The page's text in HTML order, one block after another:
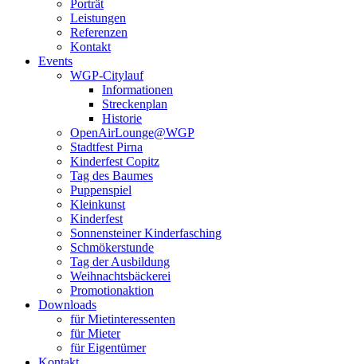
Porträt
Leistungen
Referenzen
Kontakt
Events
WGP-Citylauf
Informationen
Streckenplan
Historie
OpenAirLounge@WGP
Stadtfest Pirna
Kinderfest Copitz
Tag des Baumes
Puppenspiel
Kleinkunst
Kinderfest
Sonnensteiner Kinderfasching
Schmökerstunde
Tag der Ausbildung
Weihnachtsbäckerei
Promotionaktion
Downloads
für Mietinteressenten
für Mieter
für Eigentümer